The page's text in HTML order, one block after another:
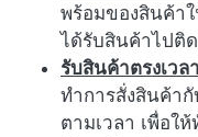
พร้อมของสินค้า
ได้รับสินค้าไปติด
รับสินค้าตรงเวลา
ทำการสั่งสินค้ากั
ตามเวลา เพื่อใ